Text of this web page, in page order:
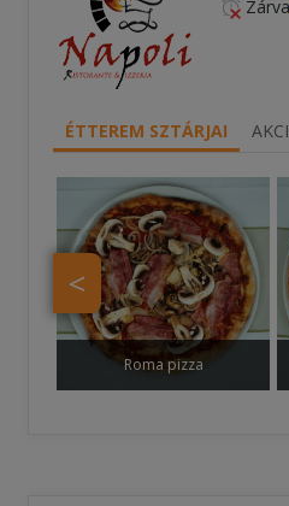
Zárva
ÉTTEREM SZTÁRJAI
<
Roma pizza